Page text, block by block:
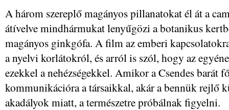
A három szereplő magányos pillanatokat él át a
átívelve mindhármukat lenyűgözi a botanikus
magányos ginkgófa. A film az emberi
a nyelvi korlátokról, és arról is szól, hogy az
ezekkel a nehézségekkel. Amikor a Csendes barát
kommunikációra a társaikkal, akár a bennük rejlő
akadályok miatt, a természetre próbálnak figyelni.